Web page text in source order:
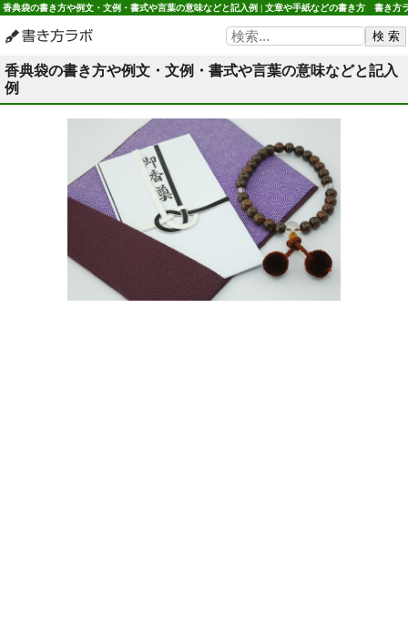
香典袋の書き方や例文・文例・書式や言葉の意味などと記入例 | 文章や手紙などの書き方 書き方
香典袋の書き方や例文・文例・書式や言葉の意味などと記入
例